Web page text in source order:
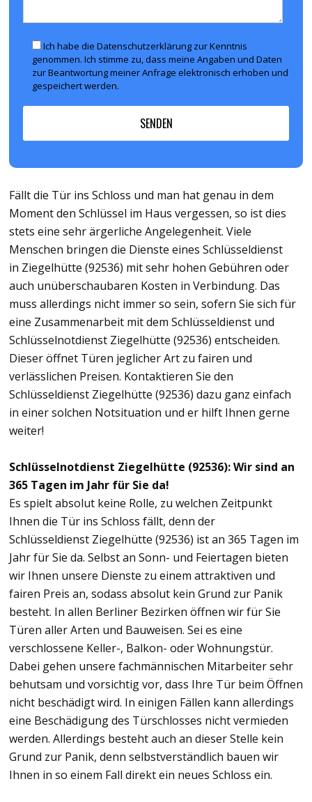
Ich habe die Datenschutzerklärung zur Kenntnis
genommen. Ich stimme zu, dass meine Angaben und Daten
zur Beantwortung meiner Anfrage elektronisch erhoben und
gespeichert werden.
Fällt die Tür ins Schloss und man hat genau in dem
Moment den Schlüssel im Haus vergessen, so ist dies
stets eine sehr ärgerliche Angelegenheit. Viele
Menschen bringen die Dienste eines Schlüsseldienst
in Ziegelhütte (92536) mit sehr hohen Gebühren oder
auch unüberschaubaren Kosten in Verbindung. Das
muss allerdings nicht immer so sein, sofern Sie sich für
eine Zusammenarbeit mit dem Schlüsseldienst und
Schlüsselnotdienst Ziegelhütte (92536) entscheiden.
Dieser öffnet Türen jeglicher Art zu fairen und
verlässlichen Preisen. Kontaktieren Sie den
Schlüsseldienst Ziegelhütte (92536) dazu ganz einfach
in einer solchen Notsituation und er hilft Ihnen gerne
weiter!
Schlüsselnotdienst Ziegelhütte (92536): Wir sind an
365 Tagen im Jahr für Sie da!
Es spielt absolut keine Rolle, zu welchen Zeitpunkt
Ihnen die Tür ins Schloss fällt, denn der
Schlüsseldienst Ziegelhütte (92536) ist an 365 Tagen im
Jahr für Sie da. Selbst an Sonn- und Feiertagen bieten
wir Ihnen unsere Dienste zu einem attraktiven und
fairen Preis an, sodass absolut kein Grund zur Panik
besteht. In allen Berliner Bezirken öffnen wir für Sie
Türen aller Arten und Bauweisen. Sei es eine
verschlossene Keller-, Balkon- oder Wohnungstür.
Dabei gehen unsere fachmännischen Mitarbeiter sehr
behutsam und vorsichtig vor, dass Ihre Tür beim Öffnen
nicht beschädigt wird. In einigen Fällen kann allerdings
eine Beschädigung des Türschlosses nicht vermieden
werden. Allerdings besteht auch an dieser Stelle kein
Grund zur Panik, denn selbstverständlich bauen wir
Ihnen in so einem Fall direkt ein neues Schloss ein.